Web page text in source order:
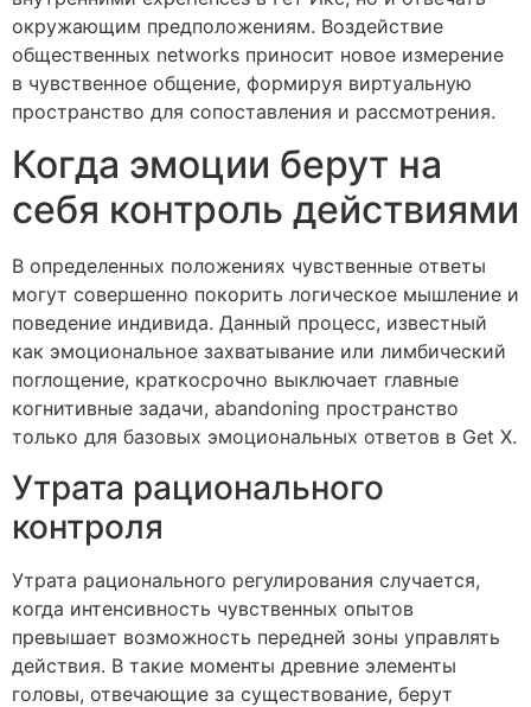
окружающим предположениям. Воздействие
общественных networks приносит новое измерение
в чувственное общение, формируя виртуальную
пространство для сопоставления и рассмотрения.
Когда эмоции берут на
себя контроль действиями
В определенных положениях чувственные ответы
могут совершенно покорить логическое мышление и
поведение индивида. Данный процесс, известный
как эмоциональное захватывание или лимбический
поглощение, краткосрочно выключает главные
когнитивные задачи, abandoning пространство
только для базовых эмоциональных ответов в Get X.
Утрата рационального
контроля
Утрата рационального регулирования случается,
когда интенсивность чувственных опытов
превышает возможность передней зоны управлять
действия. В такие моменты древние элементы
головы, отвечающие за существование, берут